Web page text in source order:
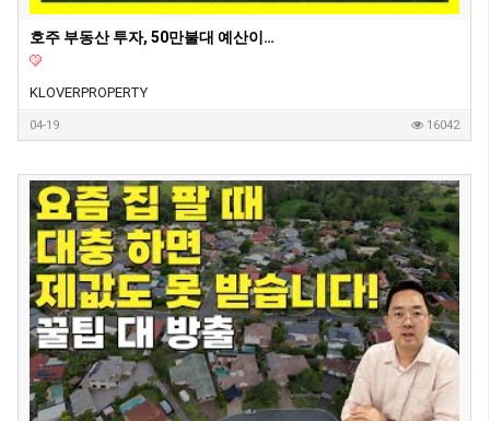
호주 부동산 투자, 50만불대 예산이라면 '이런 집' 사세요. 딱 정해드리겠습니다. 50만불대로 하우스 투자가 가능하다는 사실 알고 계셨나요?
KLOVERPROPERTY
04-19 16042